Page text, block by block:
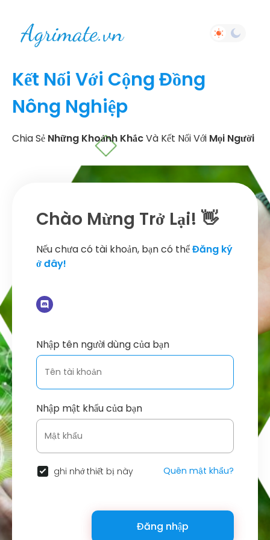
Kết Nối Với Cộng Đồng
Nông Nghiệp
Chia Sẻ Những Khoảnh KhắcVà Kết Nối Với Mọi Người
Chào Mừng Trở Lại! 👋
Nếu chưa có tài khoản, bạn có thểĐăng ký
ở đây!
Nhập tên người dùng của bạn
Nhập mật khẩu của bạn
ghi nhớ thiết bị này Quên mật khẩu?
Đăng nhập